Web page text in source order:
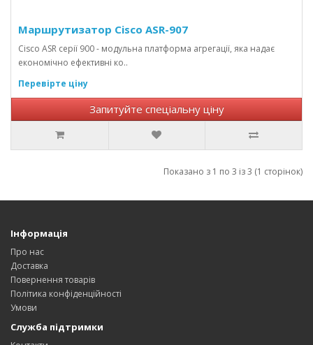
Маршрутизатор Cisco ASR-907
Cisco ASR серії 900 - модульна платформа агрегації, яка надає
економічно ефективні ко..
Перевірте ціну
Запитуйте спеціальну ціну
Показано з 1 по 3 із 3 (1 сторінок)
Інформація
Про нас
Доставка
Повернення товарів
Політика конфіденційності
Умови
Служба підтримки